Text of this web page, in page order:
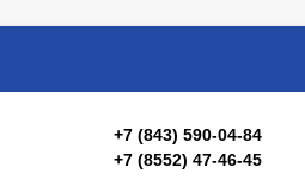
+7 (843) 590-04-84
+7 (8552) 47-46-45